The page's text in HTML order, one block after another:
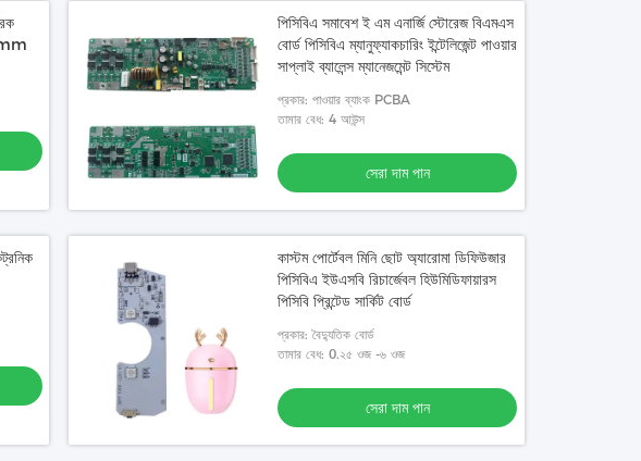
পিসিবিএ সমাবেশ ই এম এনার্জি স্টোরেজ বিএমএস
বোর্ড পিসিবিএ ম্যানুফ্যাকচারিং ইন্টেলিজেন্ট পাওয়ার
সাপ্লাই ব্যালেন্স ম্যানেজমেন্ট সিস্টেম
প্রকার: পাওয়ার ব্যাংক PCBA
তামার বেধ: 4 আউন্স
সেরা দাম পান
কাস্টম পোর্টেবল মিনি ছোট অ্যারোমা ডিফিউজার
পিসিবিএ ইউএসবি রিচার্জেবল হিউমিডিফায়ারস
পিসিবি প্রিন্টেড সার্কিট বোর্ড
প্রকার: বৈদ্যুতিক বোর্ড
তামার বেধ: 0.২৫ ওজ -৬ ওজ
সেরা দাম পান